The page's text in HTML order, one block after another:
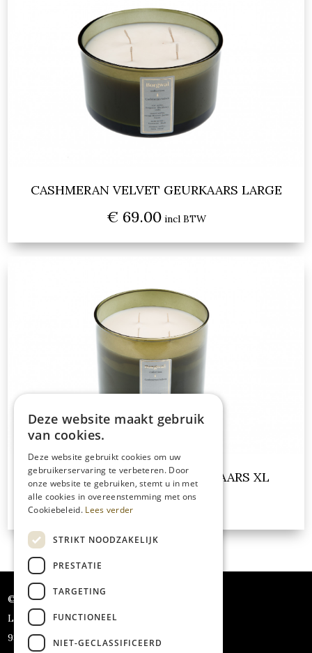
CASHMERAN VELVET GEURKAARS LARGE
€ 69.00incl BTW
CASHMERAN VELVET GEURKAARS XL
€ 145.00
© Borgwal
Leenstraat 35
9890 Gavere
Deze website maakt gebruik
van cookies.
Deze website gebruikt cookies om uw
gebruikerservaring te verbeteren. Door
onze website te gebruiken, stemt u in met
alle cookies in overeenstemming met ons
Cookiebeleid. Lees verder
STRIKT NOODZAKELIJK
PRESTATIE
TARGETING
FUNCTIONEEL
NIET-GECLASSIFICEERD